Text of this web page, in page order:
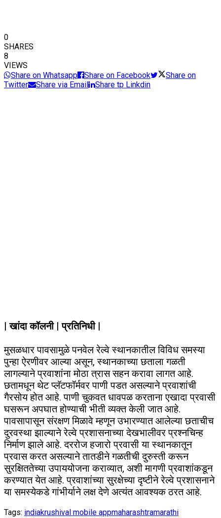
0
SHARES
8
VIEWS
Share on Whatsapp
Share on Facebook
Share on
Twitter
Share via Email Share tp Linkdin
| खांदा कॉलनी | प्रतिनिधी |
मुसळधार पावसामुळे पनवेल रेल्वे स्थानकातील विविध समस्या
पुन्हा ऐरणीवर आल्या असून, स्थानकाच्या छताला गळती
लागल्याने प्रवाशांना मोठा त्रास सहन करावा लागत आहे.
छतामधून थेट प्लॅटफॉर्मवर पाणी पडत असल्याने प्रवाशांची
गैरसोय होत आहे. पाणी चुकवत धावपळ करताना एखादा प्रवासी
घसरून अपघात होण्याची भीती व्यक्त केली जात आहे.
पावसापासून संरक्षण मिळावे म्हणून उभारण्यात आलेल्या छताचीच
दुरवस्था झाल्याने रेल्वे प्रशासनाच्या देखभालीवर प्रश्नचिन्ह
निर्माण झाले आहे. दररोज हजारो प्रवासी या स्थानकातून
प्रवास करत असल्याने तातडीने गळतीची दुरुस्ती करून
सुरक्षिततेच्या उपाययोजना कराव्यात, अशी मागणी प्रवाशांकडून
करण्यात येत आहे. प्रवाशांच्या सुरक्षेच्या दृष्टीने रेल्वे प्रशासनाने
या समस्येकडे गांभीर्याने लक्ष देणे अत्यंत आवश्यक ठरत आहे.
Tags: indiakrushival mobile appmaharashtramarathi